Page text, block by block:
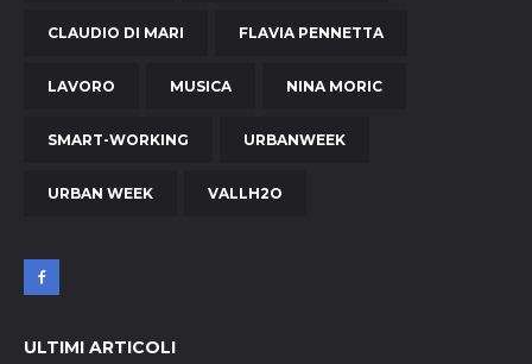
CLAUDIO DI MARI FLAVIA PENNETTA
LAVORO MUSICA NINA MORIC
SMART-WORKING URBANWEEK
URBAN WEEK VALLH2O
ULTIMI ARTICOLI